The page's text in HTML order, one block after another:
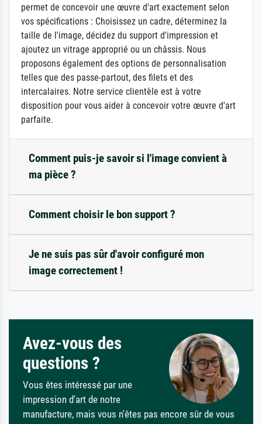
permet de concevoir une œuvre d'art exactement selon
vos spécifications : Choisissez un cadre, déterminez la
taille de l'image, décidez du support d'impression et
ajoutez un vitrage approprié ou un châssis. Nous
proposons également des options de personnalisation
telles que des passe-partout, des filets et des
intercalaires. Notre service clientèle est à votre
disposition pour vous aider à concevoir votre œuvre d'art
parfaite.
Comment puis-je savoir si l'image convient à
ma pièce ?
Comment choisir le bon support ?
Je ne suis pas sûr d'avoir configuré mon
image correctement !
Avez-vous des
questions ?
Vous êtes intéressé par une
impression d'art de notre
manufacture, mais vous n'êtes pas encore sûr de vous